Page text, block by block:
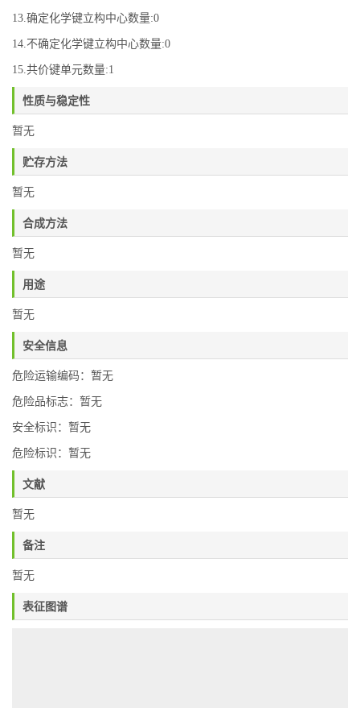
13.确定化学键立构中心数量:0
14.不确定化学键立构中心数量:0
15.共价键单元数量:1
性质与稳定性
暂无
贮存方法
暂无
合成方法
暂无
用途
暂无
安全信息
危险运输编码：暂无
危险品标志：暂无
安全标识：暂无
危险标识：暂无
文献
暂无
备注
暂无
表征图谱